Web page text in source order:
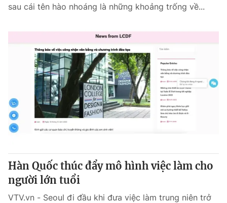
Email:toasoan@vtv.vn
® Cấm sao chép dưới mọi hình thức nếu không có sự chấp
thuận bằng văn bản. Ghi rõ nguồn VTV.vn khi phát hành lại
thông tin từ website này.
sau cái tên hào nhoáng là những khoảng trống về...
Hàn Quốc thúc đẩy mô hình việc làm cho
người lớn tuổi
VTV.vn - Seoul đi đầu khi đưa việc làm trung niên trở